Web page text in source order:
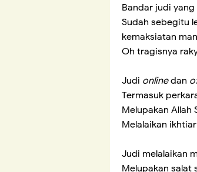
Bandar judi
Sudah sebegitu
kemaksiatan
Oh tragisnya
Judi onlinedan
Termasuk
Melupakan Allah
Melalaikan
Judi melalaikan
Melupakan